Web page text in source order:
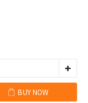
BUY NOW